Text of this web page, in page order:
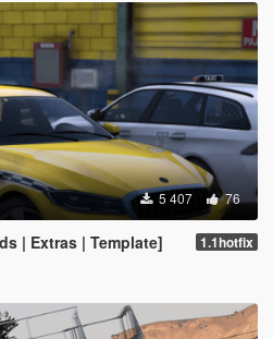
5 407 76
| Extras | Template] 1.1hotfix